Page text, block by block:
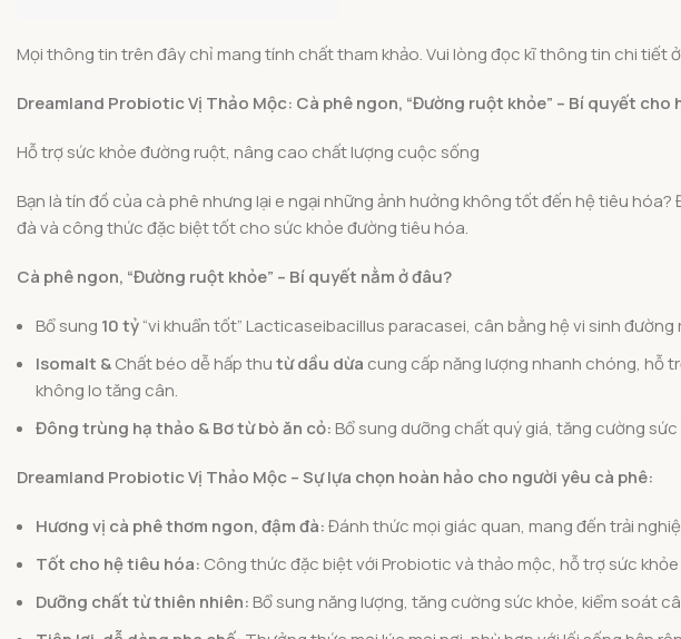
Mọi thông tin trên đây chỉ mang tính chất tham khảo. Vui lòng đọc kĩ thông tin chi tiết
Dreamland Probiotic Vị Thảo Mộc: Cà phê ngon, “Đường ruột khỏe” – Bí quyết
Hỗ trợ sức khỏe đường ruột, nâng cao chất lượng cuộc sống
Bạn là tín đồ của cà phê nhưng lại e ngại những ảnh hưởng không tốt đến hệ tiêu
đà và công thức đặc biệt tốt cho sức khỏe đường tiêu hóa.
Cà phê ngon, “Đường ruột khỏe” – Bí quyết nằm ở đâu?
Bổ sung 10 tỷ“vi khuẩn tốt” Lacticaseibacillus paracasei, cân bằng hệ vi sinh
Isomalt &Chất béo dễ hấp thutừ dầu dừa cung cấp năng lượng nhanh chóng, hỗ
không lo tăng cân.
Đông trùng hạ thảo & Bơ từ bò ăn cỏ: Bổ sung dưỡng chất quý giá, tăng cường
Dreamland Probiotic Vị Thảo Mộc – Sự lựa chọn hoàn hảo cho người yêu cà phê:
Hương vị cà phê thơm ngon, đậm đà:Đánh thức mọi giác quan, mang đến trải
Tốt cho hệ tiêu hóa: Công thức đặc biệt với Probiotic và thảo mộc, hỗ trợ sức
Dưỡng chất từ thiên nhiên: Bổ sung năng lượng, tăng cường sức khỏe, kiểm soát